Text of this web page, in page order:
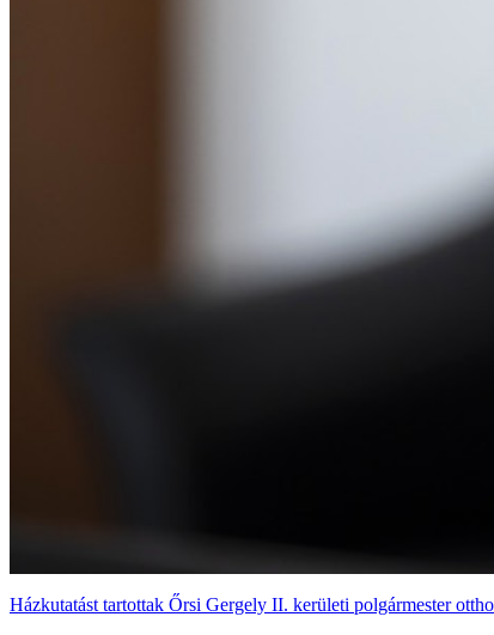
Házkutatást tartottak Őrsi Gergely II. kerületi polgármester